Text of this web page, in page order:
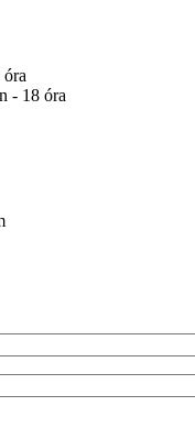
óra
- 18 óra